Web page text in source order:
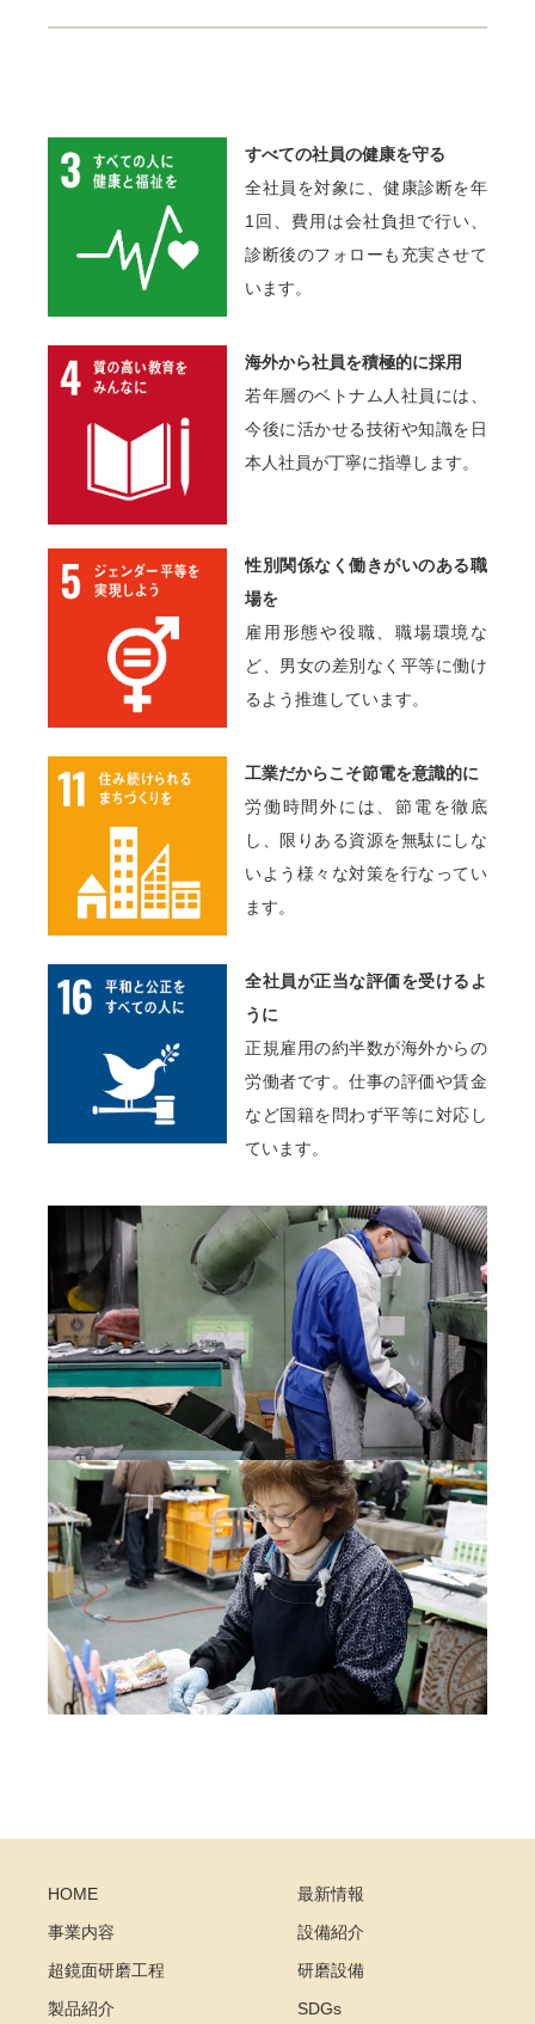
すべての社員の健康を守る
全社員を対象に、健康診断を年
1回、費用は会社負担で行い、
診断後のフォローも充実させて
います。
海外から社員を積極的に採用
若年層のベトナム人社員には、
今後に活かせる技術や知識を日
本人社員が丁寧に指導します。
性別関係なく働きがいのある職
場を
雇用形態や役職、職場環境な
ど、男女の差別なく平等に働け
るよう推進しています。
工業だからこそ節電を意識的に
労働時間外には、節電を徹底
し、限りある資源を無駄にしな
いよう様々な対策を行なってい
ます。
全社員が正当な評価を受けるよ
うに
正規雇用の約半数が海外からの
労働者です。仕事の評価や賃金
など国籍を問わず平等に対応し
ています。
HOME
最新情報
事業内容
超鏡面研磨工程
設備紹介
研磨設備
製品紹介
SDGs